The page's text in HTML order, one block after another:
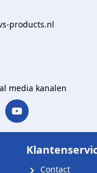
products.nl
media kanalen
Contact